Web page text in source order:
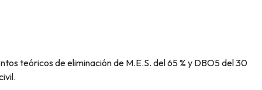
teóricos de eliminación de M.E.S. del 65 % y DBO5 del 30